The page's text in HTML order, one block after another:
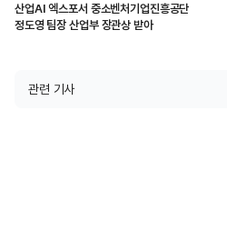
산업AI 엑스포서 중소벤처기업진흥공단
정도영 팀장 산업부 장관상 받아
관련 기사